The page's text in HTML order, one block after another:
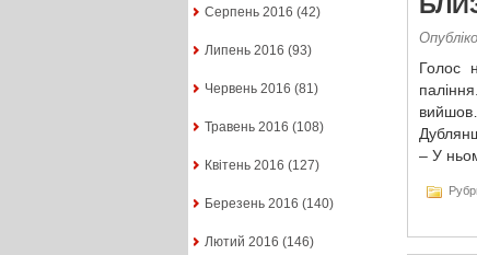
Серпень 2016 (42)
Липень 2016 (93)
Червень 2016 (81)
Травень 2016 (108)
Квітень 2016 (127)
Березень 2016 (140)
Лютий 2016 (146)
Голос
– У